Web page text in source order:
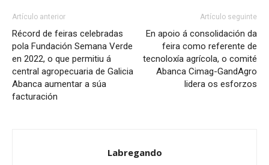
Artículo anterior
Récord de feiras celebradas
pola Fundación Semana Verde
en 2022, o que permitiu á
central agropecuaria de Galicia
Abanca aumentar a súa
facturación
Artículo seguinte
En apoio á consolidación da
feira como referente de
tecnoloxía agrícola, o comité
Abanca Cimag-GandAgro
lidera os esforzos
Labregando